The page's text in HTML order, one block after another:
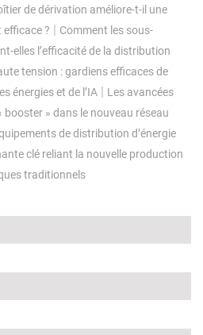
de dérivation améliore-t-il une
? | Comment les sous-
elles l’efficacité de la distribution
tension : gardiens efficaces de
énergies et de l’IA | Les avancées
» dans le nouveau réseau
de distribution d’énergie
clé reliant la nouvelle production
traditionnels